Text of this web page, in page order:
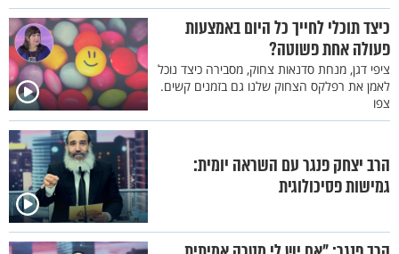
כיצד תוכלי לחייך כל היום באמצעות
פעולה אחת פשוטה?
ציפי דגן, מנחת סדנאות צחוק, מסבירה כיצד נוכל
לאמן את רפלקס הצחוק שלנו גם בזמנים קשים.
צפו
הרב יצחק פנגר עם השראה יומית:
גמישות פסיכולוגית